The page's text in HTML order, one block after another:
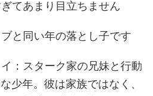
てあまり目立ちません
と同い年の落とし子です
：スターク家の兄妹と行動
少年。彼は家族ではなく、